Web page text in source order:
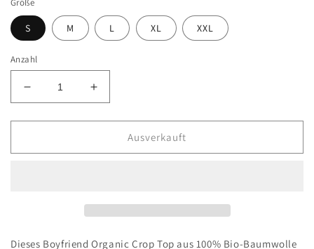
Größe
S M L XL XXL
Anzahl
Verringere
die
Menge
Crop
Erhöhe
die
Menge
Crop
Ausverkauft
Dieses Boyfriend Organic Crop Top aus 100% Bio-Baumwolle